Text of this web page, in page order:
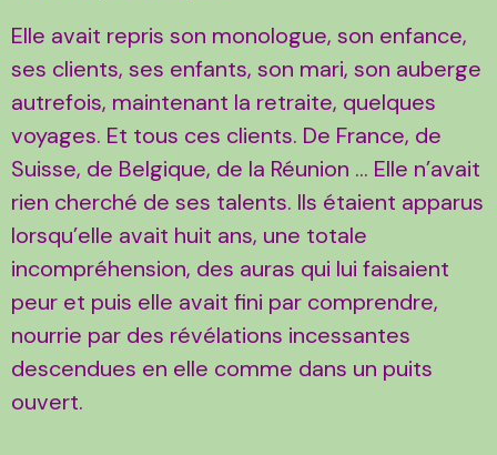
Elle avait repris son monologue, son enfance,
ses clients, ses enfants, son mari, son auberge
autrefois, maintenant la retraite, quelques
voyages. Et tous ces clients. De France, de
Suisse, de Belgique, de la Réunion … Elle n’avait
rien cherché de ses talents. Ils étaient apparus
lorsqu’elle avait huit ans, une totale
incompréhension, des auras qui lui faisaient
peur et puis elle avait fini par comprendre,
nourrie par des révélations incessantes
descendues en elle comme dans un puits
ouvert.